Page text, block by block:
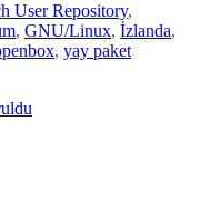
User Repository,
, GNU/Linux, İzlanda,
, yay paket